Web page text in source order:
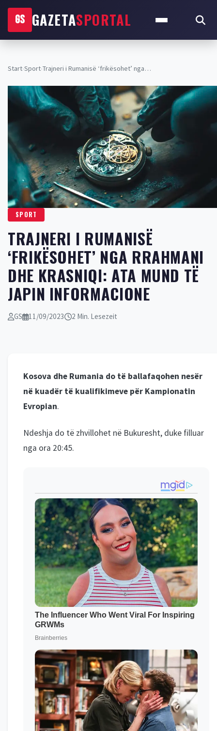
GS GAZETASPORTAL
Start›Sport›Trajneri i Rumanisë ‘frikësohet’ nga…
SPORT
TRAJNERI I RUMANISË
‘FRIKËSOHET’ NGA RRAHMANI
DHE KRASNIQI: ATA MUND TË
JAPIN INFORMACIONE
GS 11/09/2023 2 Min. Lesezeit
Kosova dhe Rumania do të ballafaqohen nesër
në kuadër të kualifikimeve për Kampionatin
Evropian.
Ndeshja do të zhvillohet në Bukuresht, duke filluar
nga ora 20:45.